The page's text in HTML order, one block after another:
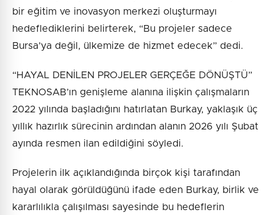
bir eğitim ve inovasyon merkezi oluşturmayı
hedeflediklerini belirterek, “Bu projeler sadece
Bursa’ya değil, ülkemize de hizmet edecek” dedi.
“HAYAL DENİLEN PROJELER GERÇEĞE DÖNÜŞTÜ”
TEKNOSAB’ın genişleme alanına ilişkin çalışmaların
2022 yılında başladığını hatırlatan Burkay, yaklaşık üç
yıllık hazırlık sürecinin ardından alanın 2026 yılı Şubat
ayında resmen ilan edildiğini söyledi.
Projelerin ilk açıklandığında birçok kişi tarafından
hayal olarak görüldüğünü ifade eden Burkay, birlik ve
kararlılıkla çalışılması sayesinde bu hedeflerin